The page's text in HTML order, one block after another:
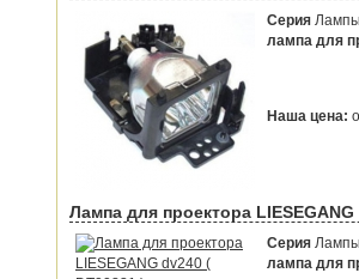
Серия
лампа для
Наша цена:
Лампа для проектора
Серия
лампа для